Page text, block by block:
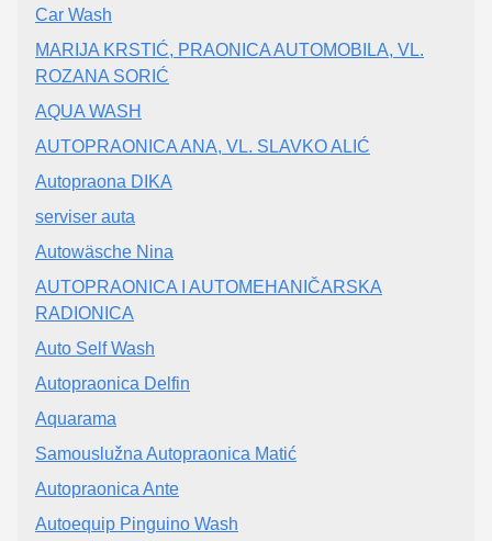
Car Wash
MARIJA KRSTIĆ, PRAONICA AUTOMOBILA, VL.
ROZANA SORIĆ
AQUA WASH
AUTOPRAONICA ANA, VL. SLAVKO ALIĆ
Autopraona DIKA
serviser auta
Autowäsche Nina
AUTOPRAONICA I AUTOMEHANIČARSKA
RADIONICA
Auto Self Wash
Autopraonica Delfin
Aquarama
Samouslužna Autopraonica Matić
Autopraonica Ante
Autoequip Pinguino Wash